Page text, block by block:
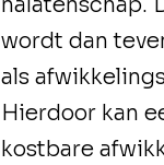
wordt dan
als
Hierdoor kan
kostbare